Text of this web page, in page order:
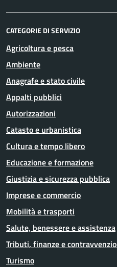
CATEGORIE DI SERVIZIO
Agricoltura e pesca
Ambiente
Anagrafe e stato civile
Appalti pubblici
Autorizzazioni
Catasto e urbanistica
Cultura e tempo libero
Educazione e formazione
Giustizia e sicurezza pubblica
Imprese e commercio
Mobilità e trasporti
Salute, benessere e assistenza
Tributi, finanze e
Turismo